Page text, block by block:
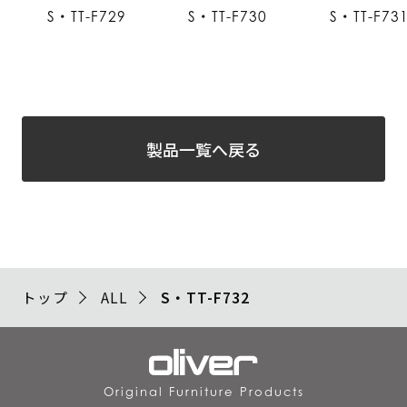
S・TT-F729 S・TT-F730 S・TT-
製品一覧へ戻る
トップ ALL S・TT-F732
Original Furniture Products